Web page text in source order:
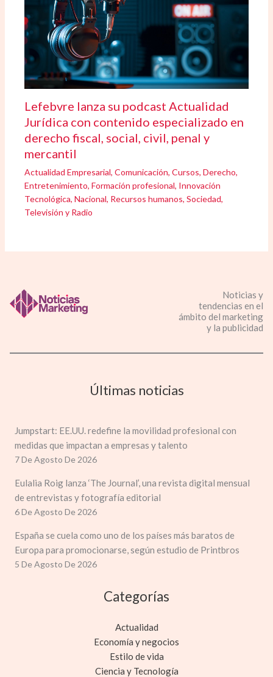
Lefebvre lanza su podcast Actualidad
Jurídica con contenido especializado en
derecho fiscal, social, civil, penal y
mercantil
Actualidad Empresarial,Comunicación,Cursos,Derecho,
Entretenimiento,Formación profesional, Innovación
Tecnológica,Nacional, Recursos humanos,Sociedad,
Televisión y Radio
Noticias y
tendencias en el
ámbito del marketing
y la publicidad
Últimas noticias
Jumpstart: EE.UU. redefine la movilidad profesional con
medidas que impactan a empresas y talento
7 De Agosto De 2026
Eulalia Roig lanza ‘The Journal’, una revista digital mensual
de entrevistas y fotografía editorial
6 De Agosto De 2026
España se cuela como uno de los países más baratos de
Europa para promocionarse, según estudio de Printbros
5 De Agosto De 2026
Categorías
Actualidad
Economía y negocios
Estilo de vida
Ciencia y Tecnología